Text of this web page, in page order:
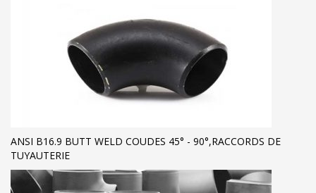
ANSI B16.9 BUTT WELD COUDES 45° - 90°,RACCORDS DE
TUYAUTERIE